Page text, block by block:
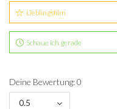
Lieblingsfilm
Schaue ich gerade
Deine Bewertung: 0
0.5